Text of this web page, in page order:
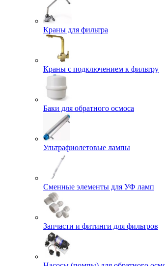
Краны для фильтра
Краны с подключением к фильтру
Баки для обратного осмоса
Ультрафиолетовые лампы
Сменные элементы для УФ ламп
Запчасти и фитинги для фильтров